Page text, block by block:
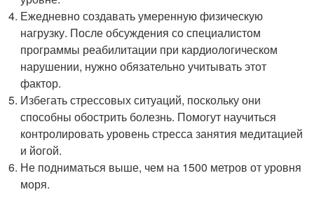
Ежедневно создавать умеренную физическую
нагрузку. После обсуждения со специалистом
программы реабилитации при кардиологическом
нарушении, нужно обязательно учитывать этот
фактор.
Избегать стрессовых ситуаций, поскольку они
способны обострить болезнь. Помогут научиться
контролировать уровень стресса занятия медитацией
и йогой.
Не подниматься выше, чем на 1500 метров от уровня
моря.